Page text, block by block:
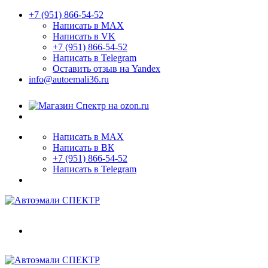
+7 (951) 866-54-52
Написать в MAX
Написать в VK
+7 (951) 866-54-52
Написать в Telegram
Оставить отзыв на Yandex
info@autoemali36.ru
Написать в MAX
Написать в ВК
+7 (951) 866-54-52
Написать в Telegram